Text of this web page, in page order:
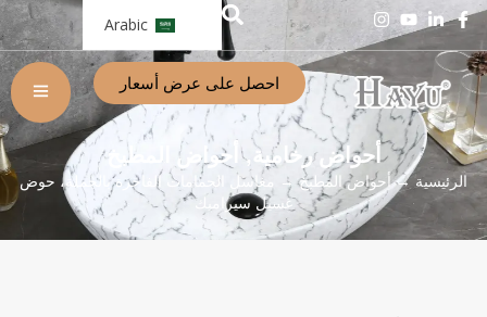
Arabic
احصل على عرض أسعار
أحواض رخامية , أحواض المطبخ
الرئيسية →أحواض المطبخ→ مغاسل الحمامات الفاخرة بالجملة، حوض
غسيل سيراميك